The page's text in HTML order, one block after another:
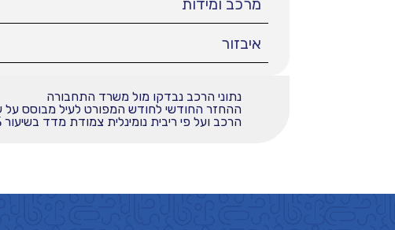
מרכב ומידות
איבזור
נתוני הרכב נבדקו מול משרד התחבורה
הרכב ועל פי ריבית נומינלית צמודת מדד בשיעור 9.9%